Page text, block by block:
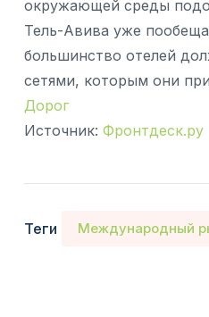
окружающей среды
Тель-Авива уже
большинство отелей
сетями, которым они
Дорог
Источник: Фронтдеск.ру
Теги Международный